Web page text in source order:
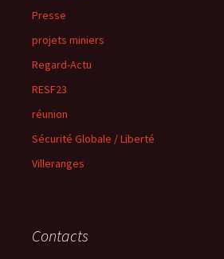
Presse
projets miniers
Regard-Actu
RESF23
réunion
Sécurité Globale / Liberté
Villeranges
Contacts